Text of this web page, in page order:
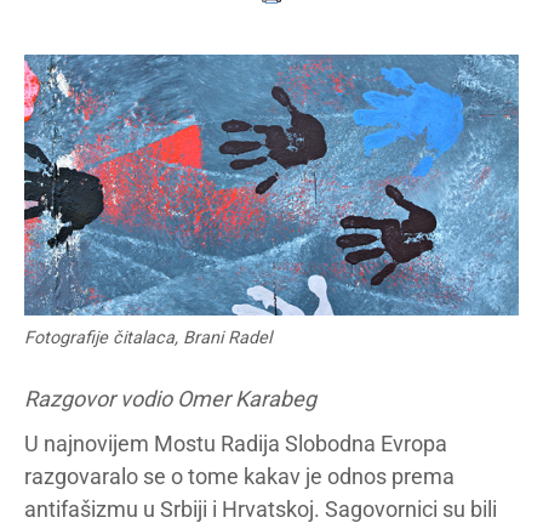
Fotografije čitalaca, Brani Radel
Razgovor vodio Omer Karabeg
U najnovijem Mostu Radija Slobodna Evropa
razgovaralo se o tome kakav je odnos prema
antifašizmu u Srbiji i Hrvatskoj. Sagovornici su bili